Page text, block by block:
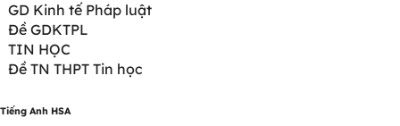
GD Kinh tế Pháp luật
Đề GDKTPL
TIN HỌC
Đề TN THPT Tin học
Tiếng Anh HSA